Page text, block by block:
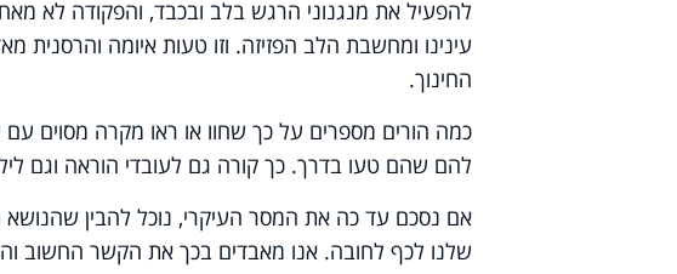
להפעיל את מנגנוני הרגש בלב ובכבד, והפקודה לא
עינינו ומחשבת הלב הפזיזה. וזו טעות איומה והרסנית
החינוך.
כמה הורים מספרים על כך שחוו או ראו מקרה מסוים
להם שהם טעו בדרך. כך קורה גם לעובדי הוראה וגם
אם נסכם עד כה את המסר העיקרי, נוכל להבין שהנושא
שלנו לכף לחובה. אנו מאבדים בכך את הקשר החשוב